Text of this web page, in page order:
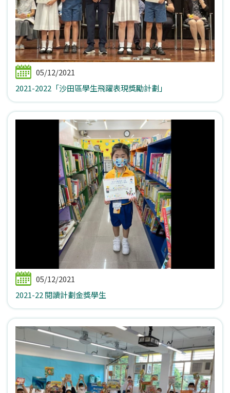
05/12/2021
2021-2022「沙田區學生飛躍表現獎勵計劃」
05/12/2021
2021-22 閱讀計劃金獎學生